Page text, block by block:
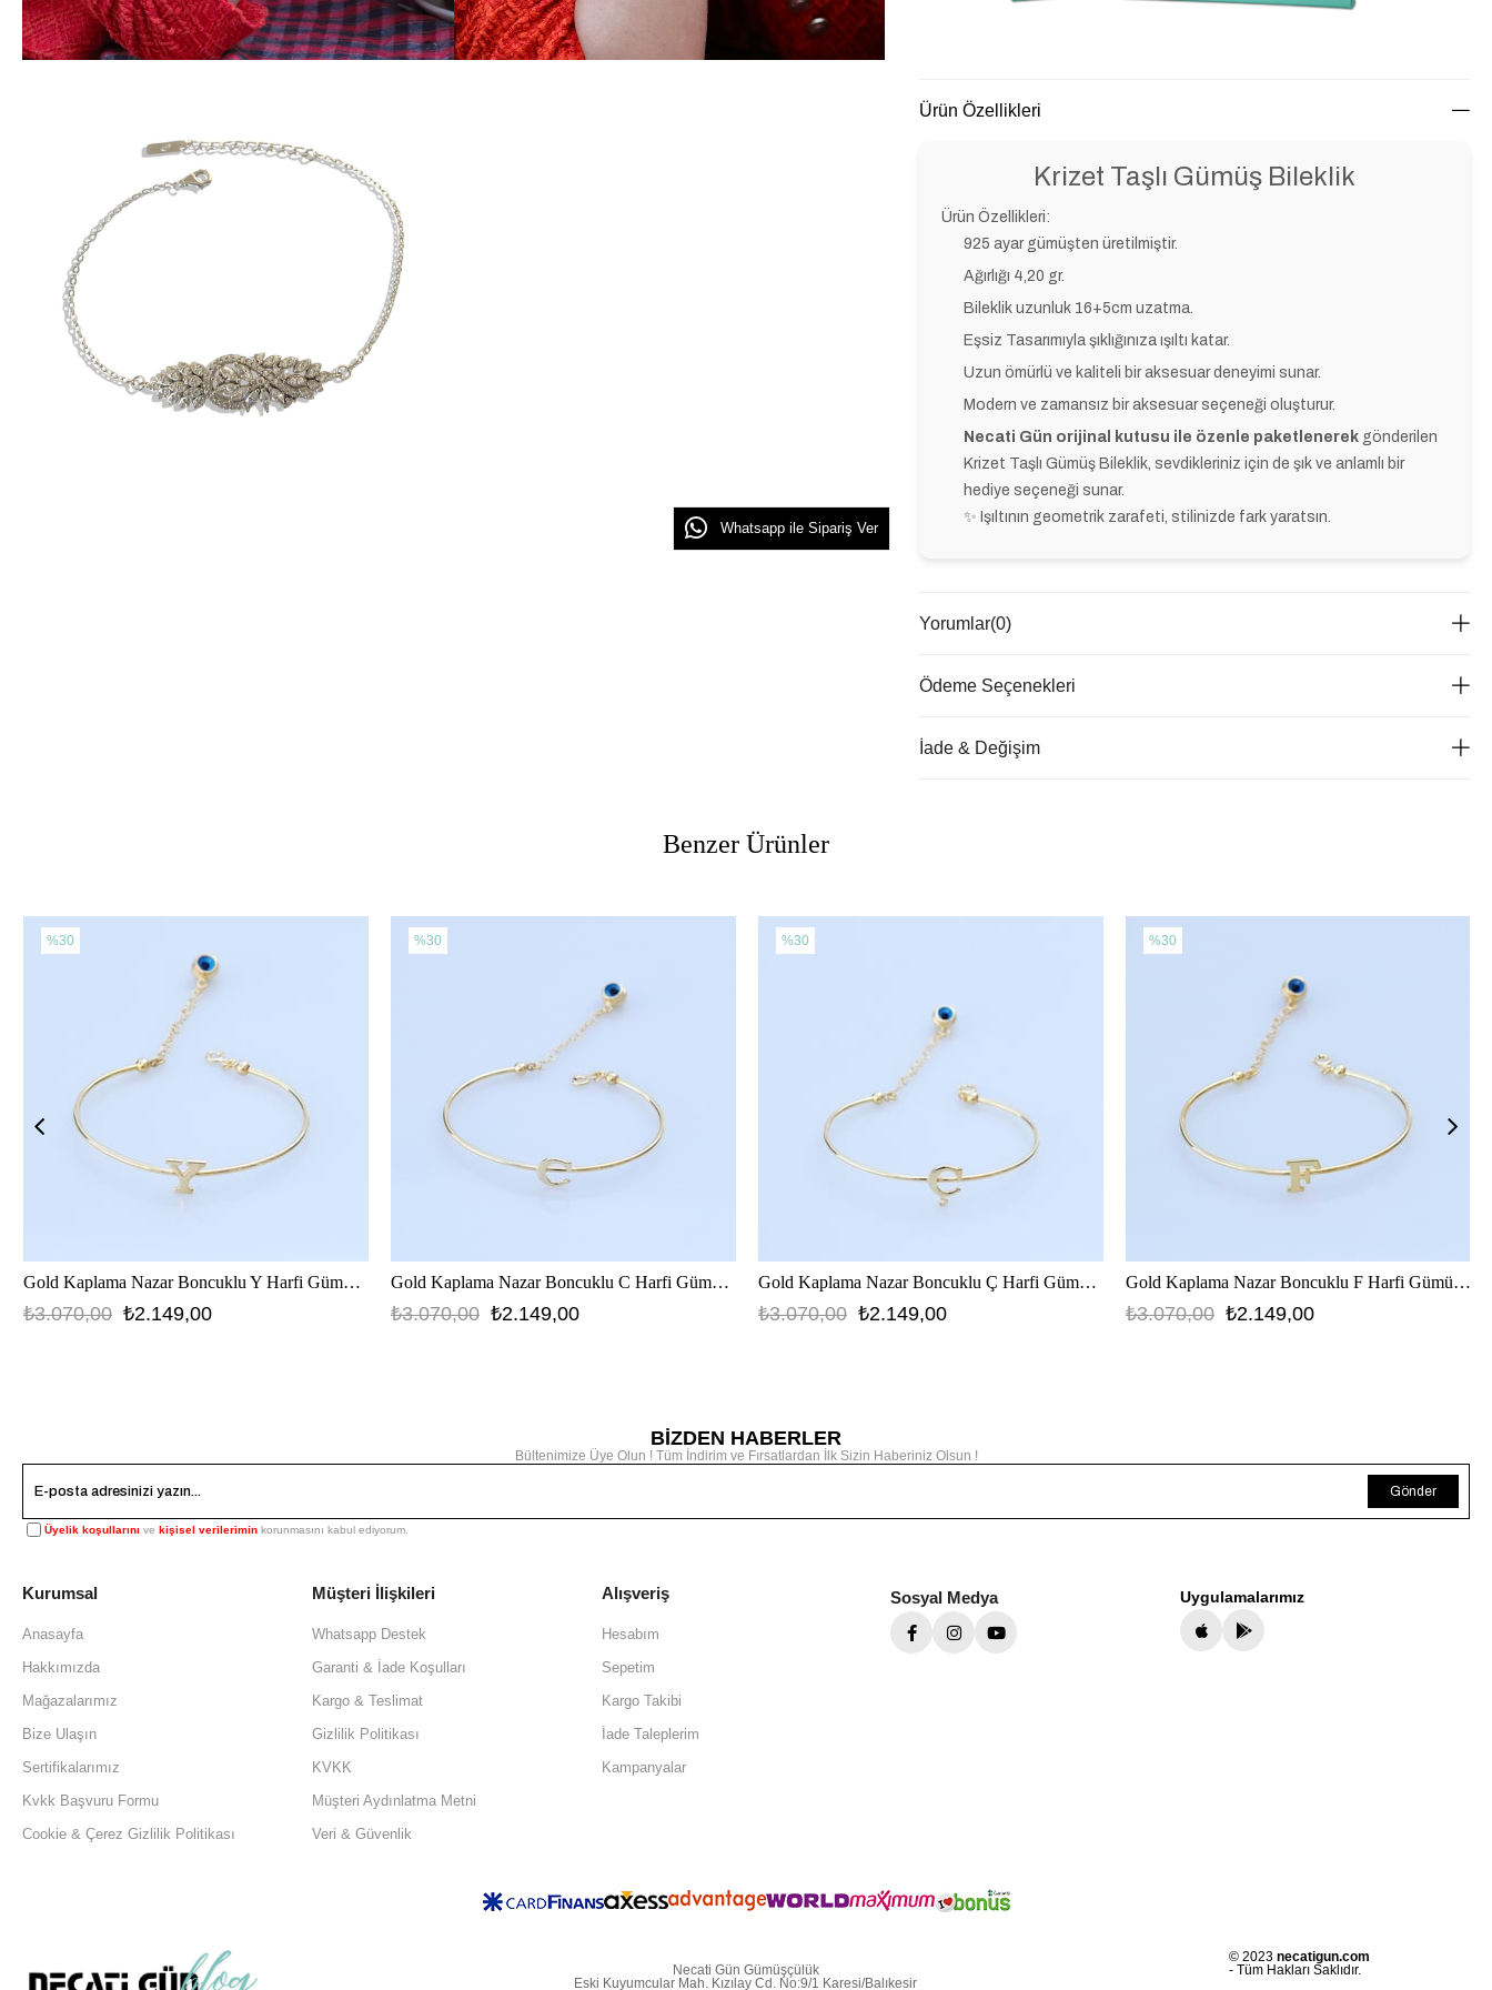
Whatsapp ile Sipariş Ver
Ürün Özellikleri
Krizet Taşlı Gümüş Bileklik
Ürün Özellikleri:
925 ayar gümüşten üretilmiştir.
Ağırlığı 4,20 gr.
Bileklik uzunluk 16+5cm uzatma.
Eşsiz Tasarımıyla şıklığınıza ışıltı katar.
Uzun ömürlü ve kaliteli bir aksesuar deneyimi sunar.
Modern ve zamansız bir aksesuar seçeneği oluşturur.
Necati Gün orijinal kutusu ile özenle paketlenerek gönderilen
Krizet Taşlı Gümüş Bileklik, sevdikleriniz için de şık ve anlamlı bir
hediye seçeneği sunar.
✨ Işıltının geometrik zarafeti, stilinizde fark yaratsın.
Yorumlar(0)
Ödeme Seçenekleri
İade & Değişim
Benzer Ürünler
Gold Kaplama Nazar Boncuklu Y Harfi Gümüş Bileklik
₺2.149,00
₺3.070,00
%30
Gold Kaplama Nazar Boncuklu C Harfi Gümüş Bileklik
₺2.149,00
₺3.070,00
%30
Gold Kaplama Nazar Boncuklu Ç Harfi Gümüş Bileklik
₺2.149,00
₺3.070,00
%30
Gold Kaplama Nazar Boncuklu F Harfi Gümüş Bileklik
₺2.149,00
₺3.070,00
%30
BİZDEN HABERLER
Bültenimize Üye Olun ! Tüm İndirim ve Fırsatlardan İlk Sizin Haberiniz Olsun !
Gönder
Üyelik koşullarını ve kişisel verilerimin korunmasını kabul ediyorum.
Kurumsal
Anasayfa
Hakkımızda
Mağazalarımız
Bize Ulaşın
Sertifikalarımız
Kvkk Başvuru Formu
Cookie & Çerez Gizlilik Politikası
Müşteri İlişkileri
Whatsapp Destek
Garanti & İade Koşulları
Kargo & Teslimat
Gizlilik Politikası
KVKK
Müşteri Aydınlatma Metni
Veri & Güvenlik
Alışveriş
Hesabım
Sepetim
Kargo Takibi
İade Taleplerim
Kampanyalar
Sosyal Medya Uygulamalarımız
Necati Gün Gümüşçülük
Eski Kuyumcular Mah. Kızılay Cd. No:9/1 Karesi/Balıkesir
© 2023 necatigun.com
- Tüm Hakları Saklıdır.